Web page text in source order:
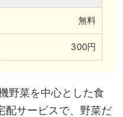
無料
300円
野菜を中心とした食
配サービスで、野菜だ